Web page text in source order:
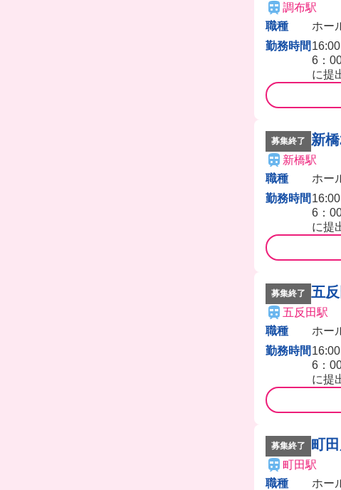
調布駅
職種
ホー
勤務時間
6：
に提
募集終了 新
新橋駅
職種
ホー
勤務時間
6：
に提
募集終了 五
五反田駅
職種
ホー
勤務時間
6：
に提
募集終了 町
町田駅
職種
ホー